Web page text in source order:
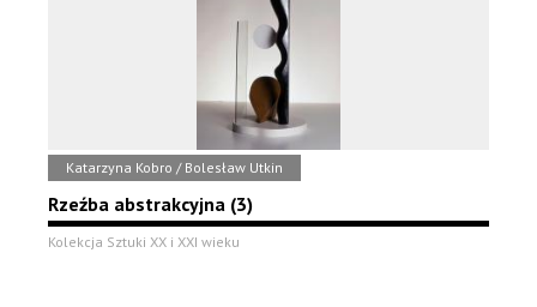
Katarzyna Kobro / Bolesław Utkin
Rzeźba abstrakcyjna (3)
Kolekcja Sztuki XX i XXI wieku